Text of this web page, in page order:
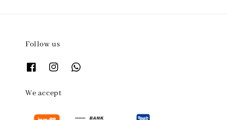
Follow us
We accept